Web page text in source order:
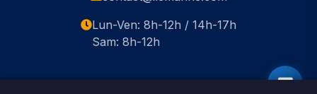
Lun-Ven: 8h-12h / 14h-17h
Sam: 8h-12h